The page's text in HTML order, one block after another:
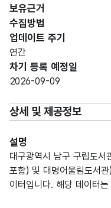
보유근거
수집방법
업데이트 주기
연간
차기 등록 예정일
2026-09-09
상세 및 제공정보
설명
대구광역시 남구 구립도서
포함) 및 대명어울림도서
이터입니다. 해당 데이터